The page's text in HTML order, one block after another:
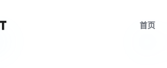
首页